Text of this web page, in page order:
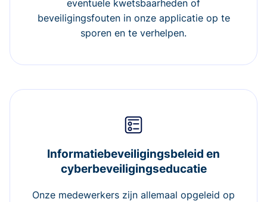
eventuele kwetsbaarheden of
beveiligingsfouten in onze applicatie op te
sporen en te verhelpen.
Informatiebeveiligingsbeleid en
cyberbeveiligingseducatie
Onze medewerkers zijn allemaal opgeleid op